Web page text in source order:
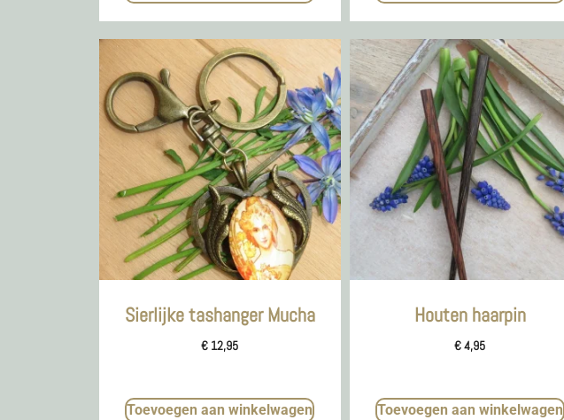
Sierlijke tashanger Mucha
€ 12,95
Toevoegen aan winkelwagen
Houten haarpin
€4,95
Toevoegen aan winkelwagen